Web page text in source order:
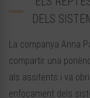
DELS
La companya Anna
compartir una
als assitents i va
enfocament dels